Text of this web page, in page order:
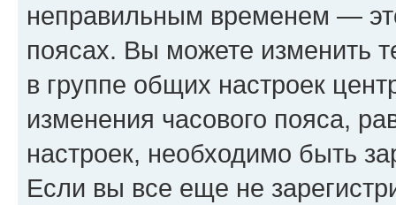
неправильным временем —
поясах. Вы можете изменить
в группе общих настроек
изменения часового пояса,
настроек, необходимо быть
Если вы все еще не